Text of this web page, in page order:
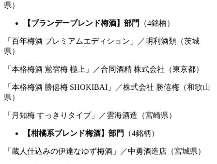
県）
【ブランデーブレンド梅酒】部門 （4銘柄）
「百年梅酒 プレミアムエディション」／明利酒類（茨城
県）
「本格梅酒 鴬宿梅 極上」／合同酒精 株式会社（東京都）
「本格梅酒 勝僖梅 SHOKIBAI」／株式会社 勝僖梅（和歌山
県）
「月知梅 すっきりタイプ」／雲海酒造（宮崎県）
【柑橘系ブレンド梅酒】部門 （4銘柄）
「蔵人仕込みの伊達なゆず梅酒」／中勇酒造店（宮城県）